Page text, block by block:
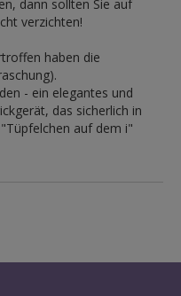
dann sollten Sie auf
verzichten!
haben die
- ein elegantes und
das sicherlich in
auf dem i"